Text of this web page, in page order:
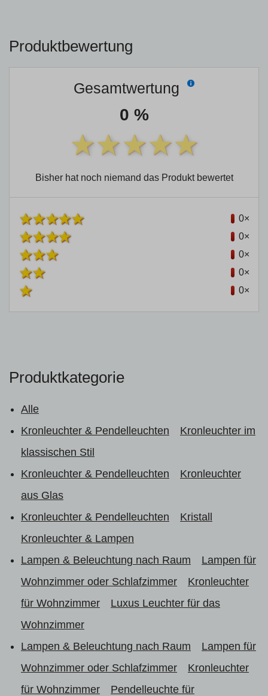
Produktbewertung
Gesamtwertung
0 %
Bisher hat noch niemand das Produkt bewertet
0×
0×
0×
0×
0×
Produktkategorie
Alle
Kronleuchter & Pendelleuchten
Kronleuchter im
klassischen Stil
Kronleuchter & Pendelleuchten
Kronleuchter
aus Glas
Kronleuchter & Pendelleuchten
Kristall
Kronleuchter & Lampen
Lampen & Beleuchtung nach Raum
Lampen für
Wohnzimmer oder Schlafzimmer
Kronleuchter
für Wohnzimmer
Luxus Leuchter für das
Wohnzimmer
Lampen & Beleuchtung nach Raum
Lampen für
Wohnzimmer oder Schlafzimmer
Kronleuchter
für Wohnzimmer
Pendelleuchte für